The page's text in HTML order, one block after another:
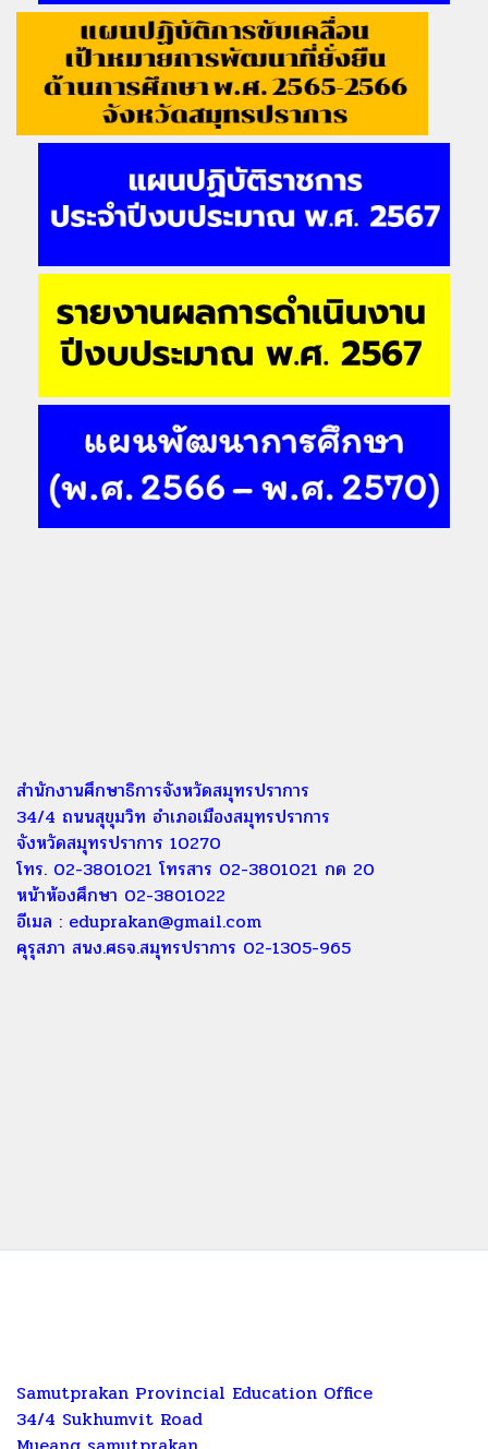
สำนักงานศึกษาธิการจังหวัดสมุทรปราการ
34/4 ถนนสุขุมวิท อำเภอเมืองสมุทรปราการ
จังหวัดสมุทรปราการ 10270
โทร. 02-3801021 โทรสาร 02-3801021 กด 20
หน้าห้องศึกษา 02-3801022
อีเมล : eduprakan@gmail.com
คุรุสภา สนง.ศธจ.สมุทรปราการ 02-1305-965
Samutprakan Provincial Education Office
34/4 Sukhumvit Road